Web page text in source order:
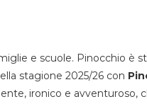
e scuole. Pinocchio è
stagione 2025/26 con
ironico e avventuroso,